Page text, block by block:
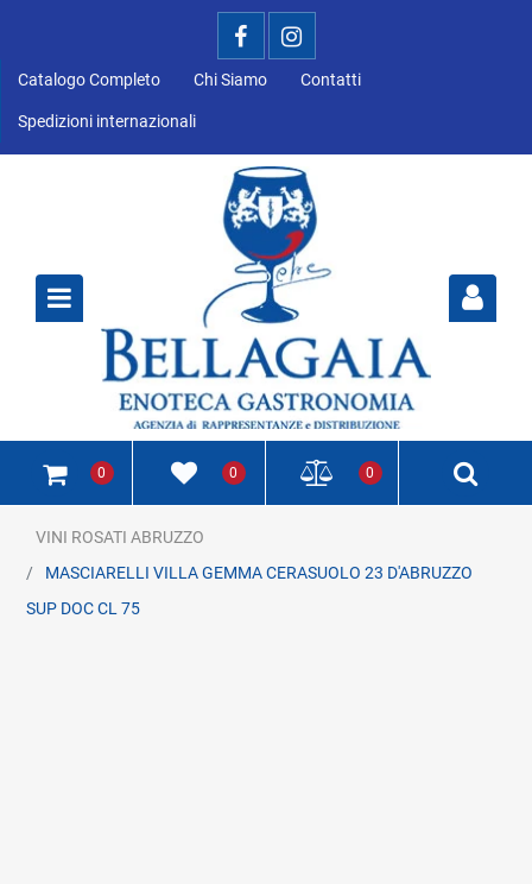
Catalogo Completo Chi Siamo Contatti
Spedizioni internazionali
0 0 0
VINI ROSATI ABRUZZO
MASCIARELLI VILLA GEMMA CERASUOLO 23 D'ABRUZZO
SUP DOC CL 75